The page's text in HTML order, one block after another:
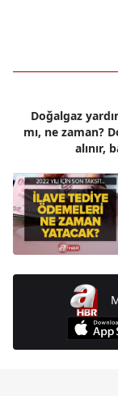
Doğalgaz
mı, ne zaman?
alınır,